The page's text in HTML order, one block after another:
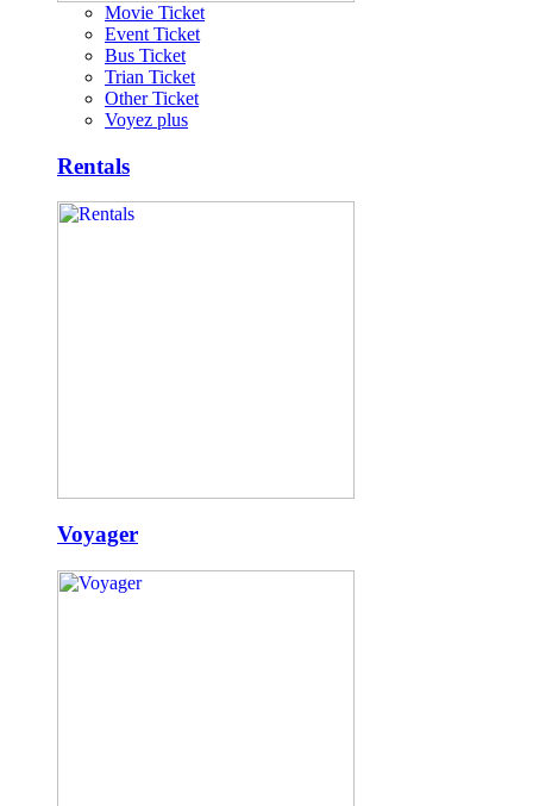
Movie Ticket
Event Ticket
Bus Ticket
Trian Ticket
Other Ticket
Voyez plus
Rentals
Voyager